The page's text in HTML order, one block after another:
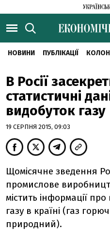
НОВИНИ ПУБЛІКАЦІЇ
В Росії
статистичні
видобуток газу
19 СЕРПНЯ 2015, 09:03
Щомісячне зведення
промислове
містить інформації
газу в країні (газ
природний).